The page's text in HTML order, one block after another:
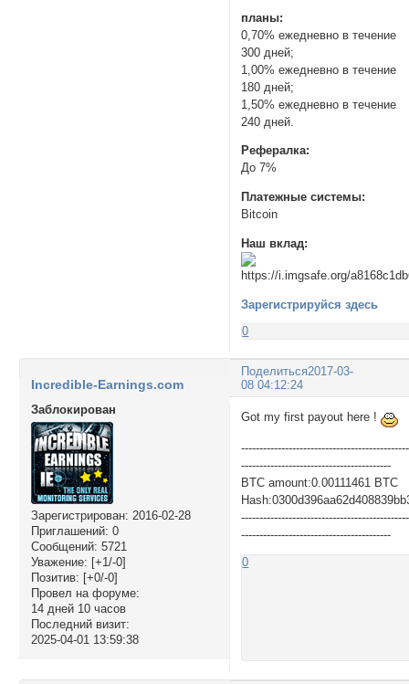
планы:
0,70% ежедневно в течение
300 дней;
1,00% ежедневно в течение
180 дней;
1,50% ежедневно в течение
240 дней.
Рефералка:
До 7%
Платежные системы:
Bitcoin
Наш вклад:
Зарегистрируйся здесь
0
Поделиться2017-03-
08 04:12:24
Incredible-Earnings.com
Заблокирован
Зарегистрирован: 2016-02-28
Приглашений: 0
Сообщений: 5721
Уважение: [+1/-0]
Позитив: [+0/-0]
Провел на форуме:
14 дней 10 часов
Последний визит:
2025-04-01 13:59:38
Got my first payout here !
-----------------------------------------
BTC amount:0.00111461 BTC
-----------------------------------------
0